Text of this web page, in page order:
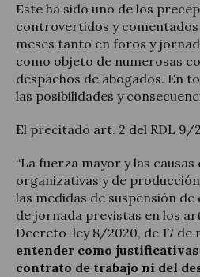
Este ha sido uno de los
controvertidos y
meses tanto en foros y
como objeto de numerosas
despachos de abogados. En
las posibilidades y
El precitado art. 2 del RDL 9/
“La fuerza mayor y las
organizativas y de
las medidas de suspensión
de jornada previstas en los
Decreto-ley 8/2020, de 17 de
entender como
contrato de trabajo ni del